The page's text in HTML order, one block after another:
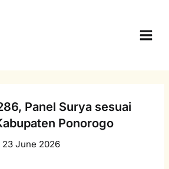
Panel Surya sesuai
Ponorogo
23 June 2026